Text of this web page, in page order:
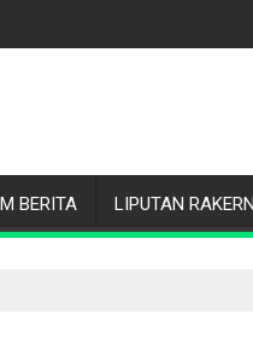
2 "Cool-Tech" Sukses
Dukung Pembinaan
BERITA LIPUTAN